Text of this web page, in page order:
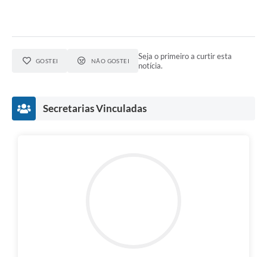
GOSTEI NÃO GOSTEI
Seja o primeiro a curtir esta
notícia.
Secretarias Vinculadas